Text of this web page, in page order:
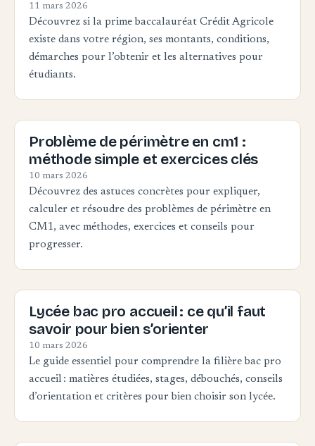
11 mars 2026
Découvrez si la prime baccalauréat Crédit Agricole
existe dans votre région, ses montants, conditions,
démarches pour l’obtenir et les alternatives pour
étudiants.
Problème de périmètre en cm1 :
méthode simple et exercices clés
10 mars 2026
Découvrez des astuces concrètes pour expliquer,
calculer et résoudre des problèmes de périmètre en
CM1, avec méthodes, exercices et conseils pour
progresser.
Lycée bac pro accueil : ce qu’il faut
savoir pour bien s’orienter
10 mars 2026
Le guide essentiel pour comprendre la filière bac pro
accueil : matières étudiées, stages, débouchés, conseils
d’orientation et critères pour bien choisir son lycée.